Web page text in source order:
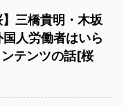
三橋貴明・木坂
人労働者はいら
テンツの話[桜